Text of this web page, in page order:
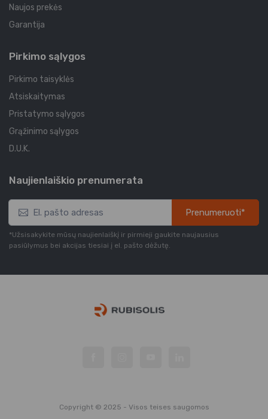
Naujos prekės
Garantija
Pirkimo sąlygos
Pirkimo taisyklės
Atsiskaitymas
Pristatymo sąlygos
Grąžinimo sąlygos
D.U.K.
Naujienlaiškio prenumerata
Prenumeruoti*
*Užsisakykite mūsų naujienlaiškį ir pirmieji gaukite naujausius
pasiūlymus bei akcijas tiesiai į el. pašto dėžutę.
Copyright © 2025 - Visos teises saugomos